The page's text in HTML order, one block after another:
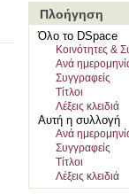
Πλοήγηση
Όλο το DSpace
Κοινότητες &
Ανά
Συγγραφείς
Τίτλοι
Λέξεις κλειδιά
Αυτή η συλλογή
Ανά
Συγγραφείς
Τίτλοι
Λέξεις κλειδιά